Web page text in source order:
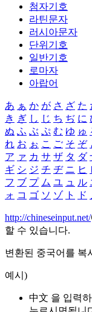
첨자기호
라틴문자
러시아문자
단위기호
일반기호
로마자
아랍어
あ ぁ か が さ ざ た
き ぎ し じ ち ぢ に
ぬ ふ ぶ ぷ む ゆ ゅ
れ お ぉ こ ご そ ぞ
ア ァ カ サ ザ タ ダ
ギ シ ジ チ ヂ ニ ヒ
フ ブ プ ム ユ ュ ル
ォ コ ゴ ソ ゾ ト ド
http://chineseinput.net/
할 수 있습니다.
변환된 중국어를 복
예시)
中文 을 입력